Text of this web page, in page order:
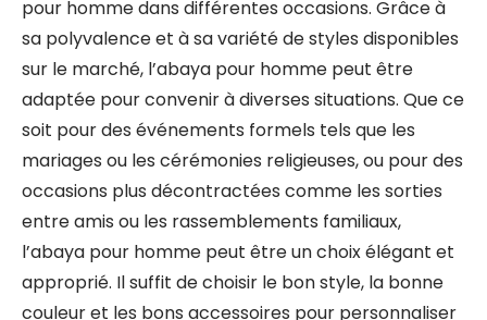
pour homme dans différentes occasions. Grâce à
sa polyvalence et à sa variété de styles disponibles
sur le marché, l’abaya pour homme peut être
adaptée pour convenir à diverses situations. Que ce
soit pour des événements formels tels que les
mariages ou les cérémonies religieuses, ou pour des
occasions plus décontractées comme les sorties
entre amis ou les rassemblements familiaux,
l’abaya pour homme peut être un choix élégant et
approprié. Il suffit de choisir le bon style, la bonne
couleur et les bons accessoires pour personnaliser